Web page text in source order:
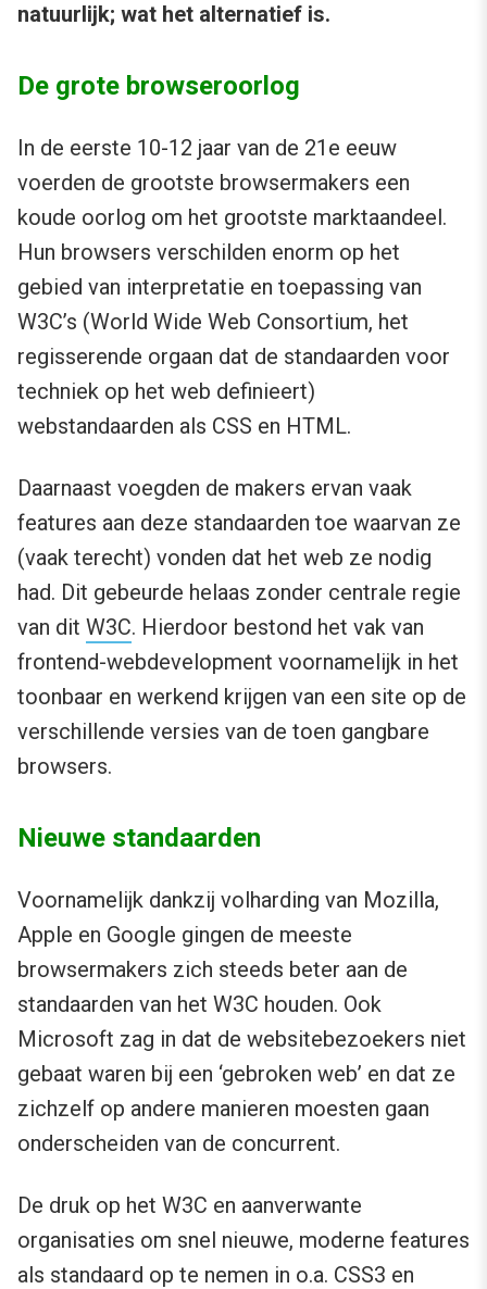
natuurlijk; wat het alternatief is.
De grote browseroorlog
In de eerste 10-12 jaar van de 21e eeuw
voerden de grootste browsermakers een
koude oorlog om het grootste marktaandeel.
Hun browsers verschilden enorm op het
gebied van interpretatie en toepassing van
W3C’s (World Wide Web Consortium, het
regisserende orgaan dat de standaarden voor
techniek op het web definieert)
webstandaarden als CSS en HTML.
Daarnaast voegden de makers ervan vaak
features aan deze standaarden toe waarvan ze
(vaak terecht) vonden dat het web ze nodig
had. Dit gebeurde helaas zonder centrale regie
van dit W3C. Hierdoor bestond het vak van
frontend-webdevelopment voornamelijk in het
toonbaar en werkend krijgen van een site op de
verschillende versies van de toen gangbare
browsers.
Nieuwe standaarden
Voornamelijk dankzij volharding van Mozilla,
Apple en Google gingen de meeste
browsermakers zich steeds beter aan de
standaarden van het W3C houden. Ook
Microsoft zag in dat de websitebezoekers niet
gebaat waren bij een ‘gebroken web’ en dat ze
zichzelf op andere manieren moesten gaan
onderscheiden van de concurrent.
De druk op het W3C en aanverwante
organisaties om snel nieuwe, moderne features
als standaard op te nemen in o.a. CSS3 en